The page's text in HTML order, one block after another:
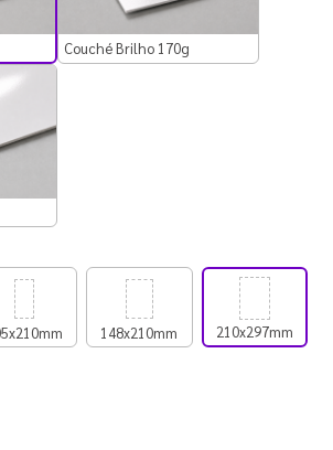
Couché Brilho 170g
148x210mm 210x297mm